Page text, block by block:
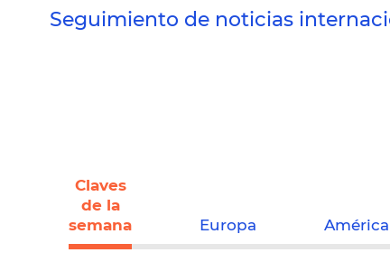
Seguimiento de noticias
Claves
de la
semana
Europa América